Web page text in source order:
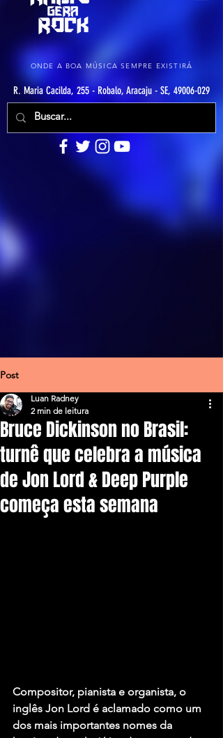
ONDE A BOA MÚSICA SEMPRE EXISTIRÁ
R. Maria Cacilda, 255 - Robalo, Aracaju - SE, 49006-029
Post
Bruce Dickinson no Brasil:
turnê que celebra a música
de Jon Lord & Deep Purple
começa esta semana
Luan Radney
2 min de leitura
Compositor, pianista e organista, o
inglês Jon Lord é aclamado como um
dos mais importantes nomes da